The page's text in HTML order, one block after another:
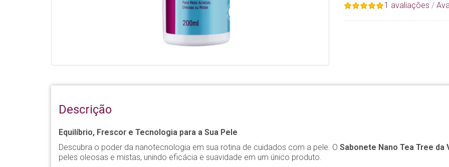
1 avaliações /
Descrição
Equilíbrio, Frescor e Tecnologia para a Sua Pele
Descubra o poder da nanotecnologia em sua rotina de cuidados com a pele. O Sabonete Nano Tea Tree da
peles oleosas e mistas, unindo eficácia e suavidade em um único produto.